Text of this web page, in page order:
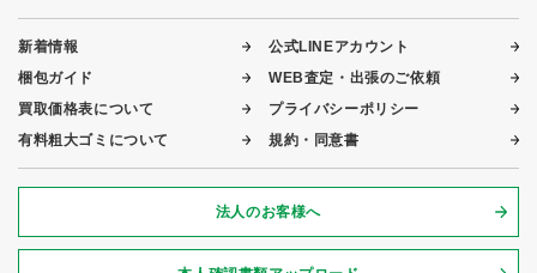
新着情報
梱包ガイド
買取価格表について
有料粗大ゴミについて
公式LINEアカウント
WEB査定・出張のご依頼
プライバシーポリシー
規約・同意書
法人のお客様へ